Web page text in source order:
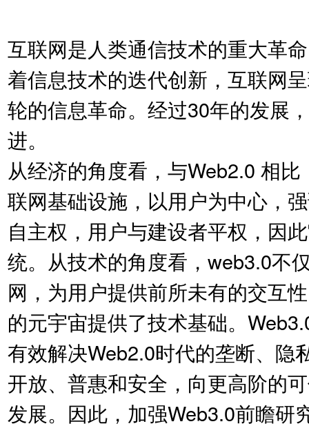
互联网是人类通信技术的重大革
着信息技术的迭代创新，互联网
轮的信息革命。经过30年的发展
进。
从经济的角度看，与Web2.0 相
联网基础设施，以用户为中心，
自主权，用户与建设者平权，因
统。从技术的角度看，web3.0不
网，为用户提供前所未有的交互
的元宇宙提供了技术基础。
有效解决Web2.0时代的垄断、隐
开放、普惠和安全，向更高阶的
发展。因此，加强Web3.0前瞻研